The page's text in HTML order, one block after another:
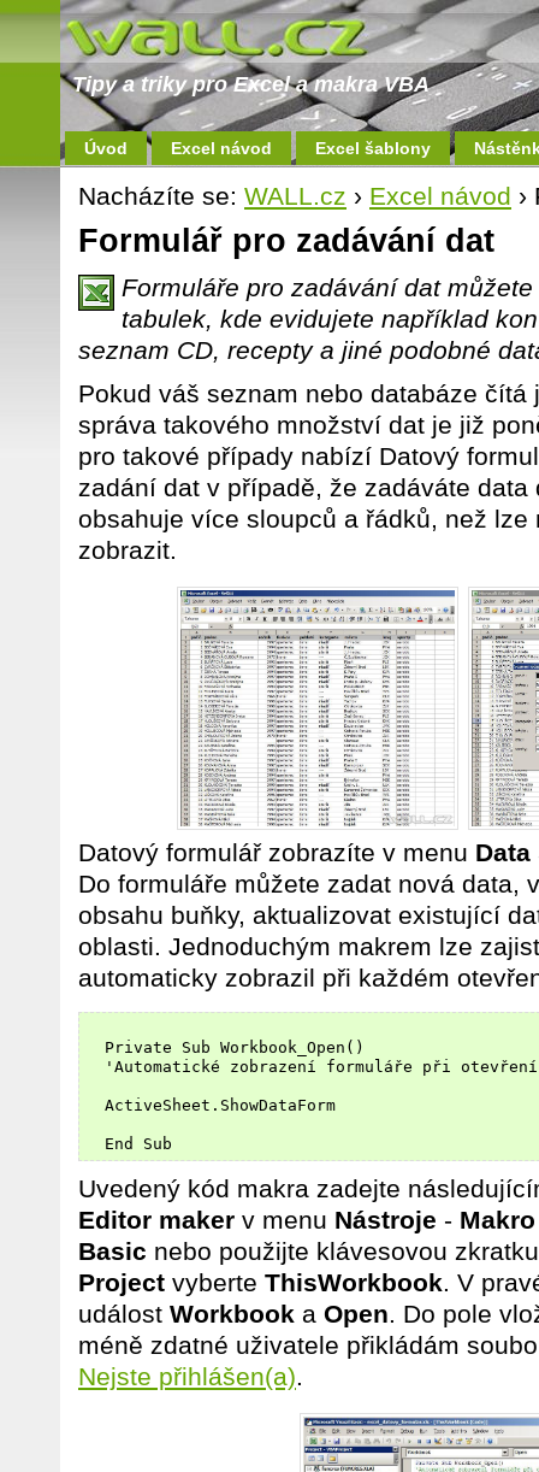
Tipy a triky pro Excel a makra VBA
Úvod Excel návod Excel šablony
Nacházíte se: WALL.cz › Excel návod ›
Formulář pro zadávání dat
Formuláře pro zadávání dat
tabulek, kde evidujete například
seznam CD, recepty a jiné podobné
Pokud váš seznam nebo databáze
správa takového množství dat je již
pro takové případy nabízí Datový
zadání dat v případě, že zadáváte
obsahuje více sloupců a řádků, než lze
zobrazit.
Datový formulář zobrazíte v menu Data
Do formuláře můžete zadat nová data,
obsahu buňky, aktualizovat existující
oblasti. Jednoduchým makrem lze
automaticky zobrazil při každém
  Private Sub Workbook_Open()
'Automatické zobrazení formuláře při
  ActiveSheet.ShowDataForm
Uvedený kód makra zadejte
Editor maker v menu Nástroje - Makro
Basic nebo použijte klávesovou
Project vyberte ThisWorkbook. V
událost Workbook a Open. Do pole
méně zdatné uživatele přikládám
Nejste přihlášen(a).